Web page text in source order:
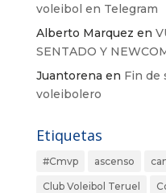
voleibol en Telegram
Alberto Marquez en
SENTADO Y
Juantorena en Fin de
voleibolero
Etiquetas
#Cmvp ascenso
Club Voleibol Teruel